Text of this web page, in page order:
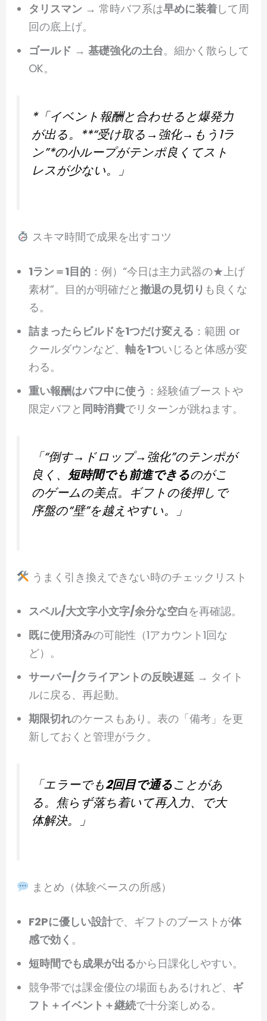
タリスマン → 常時バフ系は早めに装着して周
回の底上げ。
ゴールド →基礎強化の土台。細かく散らして
OK。
*「イベント報酬と合わせると爆発力
が出る。**“受け取る→強化→もう1ラ
ン”*の小ループがテンポ良くてスト
レスが少ない。」
スキマ時間で成果を出すコツ
1ラン＝1目的 ：例）“今日は主力武器の★上げ
素材”。目的が明確だと撤退の見切り も良くな
る。
詰まったらビルドを1つだけ変える ：範囲 or
クールダウンなど、軸を1ついじると体感が変
わる。
重い報酬はバフ中に使う ：経験値ブーストや
限定バフと 同時消費でリターンが跳ねます。
「“倒す→ドロップ→強化”のテンポが
良く、短時間でも前進できるのがこ
のゲームの美点。ギフトの後押しで
序盤の“壁”を越えやすい。」
うまく引き換えできない時のチェックリスト
スペル/大文字小文字/余分な空白を再確認。
既に使用済みの可能性（1アカウント1回な
ど）。
サーバー/クライアントの反映遅延 → タイト
ルに戻る、再起動。
期限切れのケースもあり。表の「備考」を更
新しておくと管理がラク。
「エラーでも2回目で通ることがあ
る。焦らず落ち着いて再入力、で大
体解決。」
まとめ（体験ベースの所感）
F2Pに優しい設計で、ギフトのブーストが体
感で効く 。
短時間でも成果が出るから日課化しやすい。
競争帯では課金優位の場面もあるけれど、 ギ
フト＋イベント＋継続で十分楽しめる。